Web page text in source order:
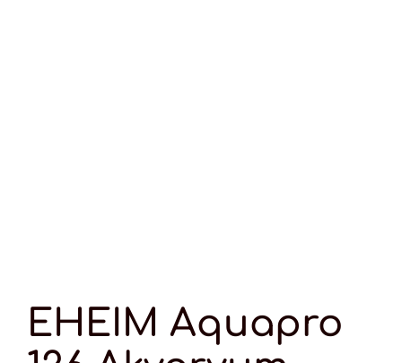
EHEIM Aquapro